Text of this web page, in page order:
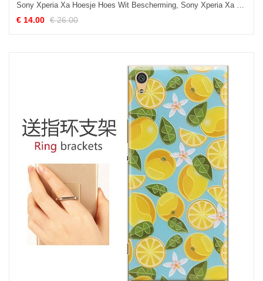
Sony Xperia Xa Hoesje Hoes Wit Bescherming, Sony Xperia Xa Hoesje Mobiele Telefoon
€ 14.00 € 26.00